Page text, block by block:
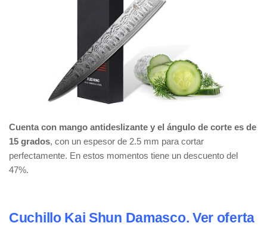
Cuenta con mango antideslizante y el ángulo de corte es de
15 grados, con un espesor de 2.5 mm para cortar
perfectamente. En estos momentos tiene un descuento del
47%.
Cuchillo Kai Shun Damasco. Ver oferta